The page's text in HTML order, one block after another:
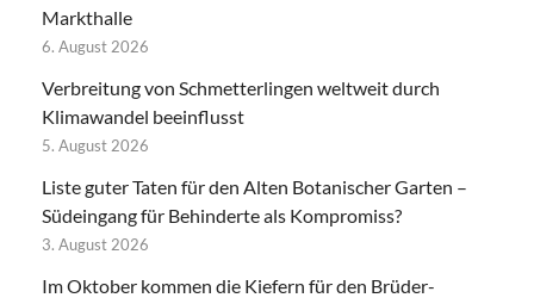
Markthalle
6. August 2026
Verbreitung von Schmetterlingen weltweit durch
Klimawandel beeinflusst
5. August 2026
Liste guter Taten für den Alten Botanischer Garten –
Südeingang für Behinderte als Kompromiss?
3. August 2026
Im Oktober kommen die Kiefern für den Brüder-